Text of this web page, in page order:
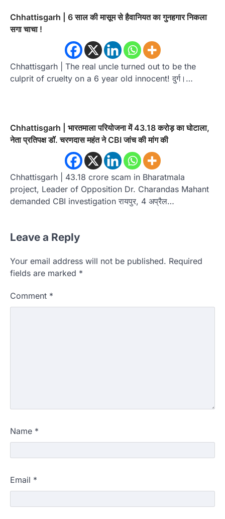
Chhattisgarh | 6 साल की मासूम से हैवानियत का गुनहगार निकला
सगा चाचा !
Chhattisgarh | The real uncle turned out to be the
culprit of cruelty on a 6 year old innocent! दुर्ग।…
Chhattisgarh | भारतमाला परियोजना में 43.18 करोड़ का घोटाला,
नेता प्रतिपक्ष डॉ. चरणदास महंत ने CBI जांच की मांग की
Chhattisgarh | 43.18 crore scam in Bharatmala
project, Leader of Opposition Dr. Charandas Mahant
demanded CBI investigation रायपुर, 4 अप्रैल…
Leave a Reply
Your email address will not be published. Required
fields are marked *
Comment *
Name *
Email *